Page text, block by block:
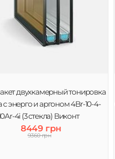
двухкамерный тонировка
с энерго и аргоном 4Br-10-4-
4i (3 стекла) Виконт
8449 грн
9360 грн